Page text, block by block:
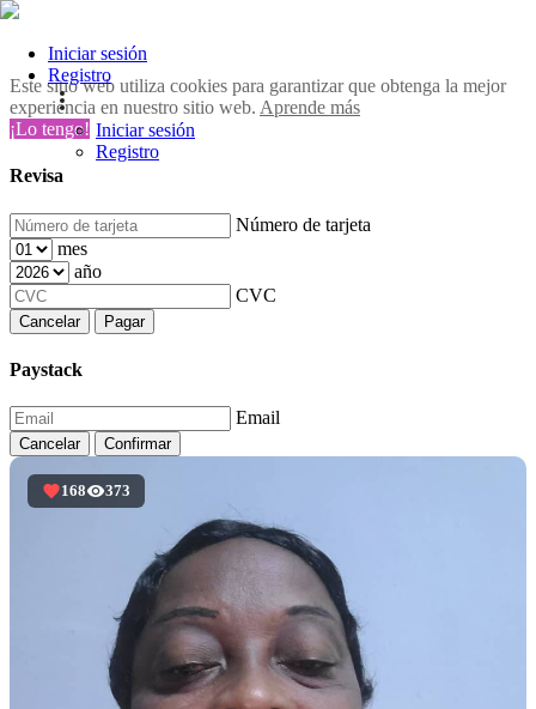
Este sitio web utiliza cookies para garantizar que obtenga la mejor
experiencia en nuestro sitio web. Aprende más
¡Lo tengo!
Revisa
Número de tarjeta
mes
año
CVC
Cancelar Pagar
Paystack
Email
Cancelar Confirmar
Iniciar sesión
Registro
Iniciar sesión
Registro
168 373